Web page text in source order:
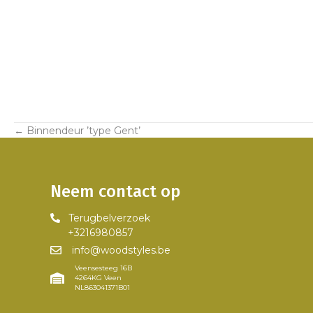
Posts
← Binnendeur ’type Gent’
Neem contact op
Terugbelverzoek
+3216980857
info@woodstyles.be
Veensesteeg 16B
4264KG Veen
NL863041371B01